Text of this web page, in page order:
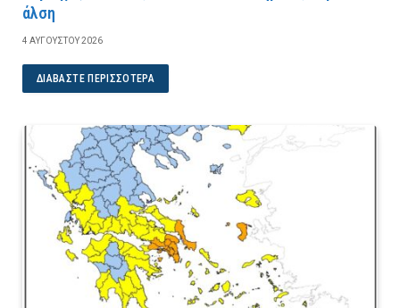
άλση
4 ΑΥΓΟΎΣΤΟΥ 2026
ΔΙΑΒΆΣΤΕ ΠΕΡΙΣΣΌΤΕΡΑ